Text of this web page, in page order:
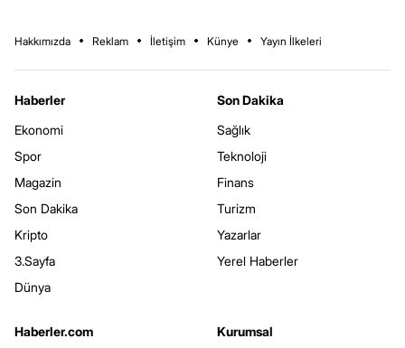
Hakkımızda Reklam İletişim Künye Yayın İlkeleri
Haberler
Ekonomi
Spor
Magazin
Son Dakika
Kripto
3.Sayfa
Dünya
Son Dakika
Sağlık
Teknoloji
Finans
Turizm
Yazarlar
Yerel Haberler
Haberler.com
Kurumsal